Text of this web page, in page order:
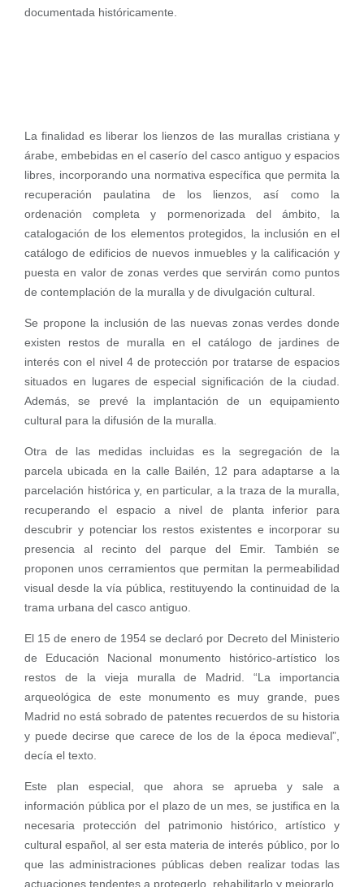
documentada históricamente.
La finalidad es liberar los lienzos de las murallas cristiana y
árabe, embebidas en el caserío del casco antiguo y espacios
libres, incorporando una normativa específica que permita la
recuperación paulatina de los lienzos, así como la
ordenación completa y pormenorizada del ámbito, la
catalogación de los elementos protegidos, la inclusión en el
catálogo de edificios de nuevos inmuebles y la calificación y
puesta en valor de zonas verdes que servirán como puntos
de contemplación de la muralla y de divulgación cultural.
Se propone la inclusión de las nuevas zonas verdes donde
existen restos de muralla en el catálogo de jardines de
interés con el nivel 4 de protección por tratarse de espacios
situados en lugares de especial significación de la ciudad.
Además, se prevé la implantación de un equipamiento
cultural para la difusión de la muralla.
Otra de las medidas incluidas es la segregación de la
parcela ubicada en la calle Bailén, 12 para adaptarse a la
parcelación histórica y, en particular, a la traza de la muralla,
recuperando el espacio a nivel de planta inferior para
descubrir y potenciar los restos existentes e incorporar su
presencia al recinto del parque del Emir. También se
proponen unos cerramientos que permitan la permeabilidad
visual desde la vía pública, restituyendo la continuidad de la
trama urbana del casco antiguo.
El 15 de enero de 1954 se declaró por Decreto del Ministerio
de Educación Nacional monumento histórico-artístico los
restos de la vieja muralla de Madrid. “La importancia
arqueológica de este monumento es muy grande, pues
Madrid no está sobrado de patentes recuerdos de su historia
y puede decirse que carece de los de la época medieval”,
decía el texto.
Este plan especial, que ahora se aprueba y sale a
información pública por el plazo de un mes, se justifica en la
necesaria protección del patrimonio histórico, artístico y
cultural español, al ser esta materia de interés público, por lo
que las administraciones públicas deben realizar todas las
actuaciones tendentes a protegerlo, rehabilitarlo y mejorarlo.